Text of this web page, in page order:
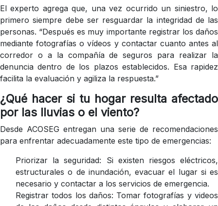
El experto agrega que, una vez ocurrido un siniestro, lo
primero siempre debe ser resguardar la integridad de las
personas. “Después es muy importante registrar los daños
mediante fotografías o vídeos y contactar cuanto antes al
corredor o a la compañía de seguros para realizar la
denuncia dentro de los plazos establecidos. Esa rapidez
facilita la evaluación y agiliza la respuesta.”
¿Qué hacer si tu hogar resulta afectado
por las lluvias o el viento?
Desde ACOSEG entregan una serie de recomendaciones
para enfrentar adecuadamente este tipo de emergencias:
Priorizar la seguridad: Si existen riesgos eléctricos,
estructurales o de inundación, evacuar el lugar si es
necesario y contactar a los servicios de emergencia.
Registrar todos los daños: Tomar fotografías y videos